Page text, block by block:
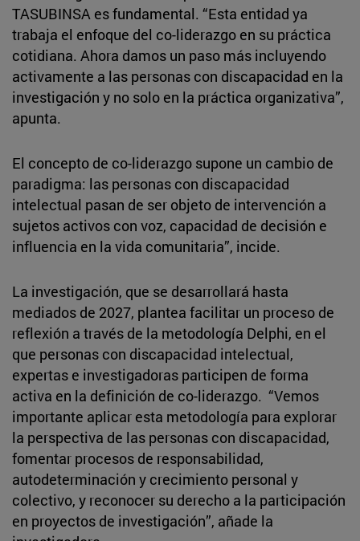
TASUBINSA es fundamental. “Esta entidad ya
trabaja el enfoque del co-liderazgo en su práctica
cotidiana. Ahora damos un paso más incluyendo
activamente a las personas con discapacidad en la
investigación y no solo en la práctica organizativa”,
apunta.
El concepto de co-liderazgo supone un cambio de
paradigma: las personas con discapacidad
intelectual pasan de ser objeto de intervención a
sujetos activos con voz, capacidad de decisión e
influencia en la vida comunitaria”, incide.
La investigación, que se desarrollará hasta
mediados de 2027, plantea facilitar un proceso de
reflexión a través de la metodología Delphi, en el
que personas con discapacidad intelectual,
expertas e investigadoras participen de forma
activa en la definición de co-liderazgo. “Vemos
importante aplicar esta metodología para explorar
la perspectiva de las personas con discapacidad,
fomentar procesos de responsabilidad,
autodeterminación y crecimiento personal y
colectivo, y reconocer su derecho a la participación
en proyectos de investigación”, añade la